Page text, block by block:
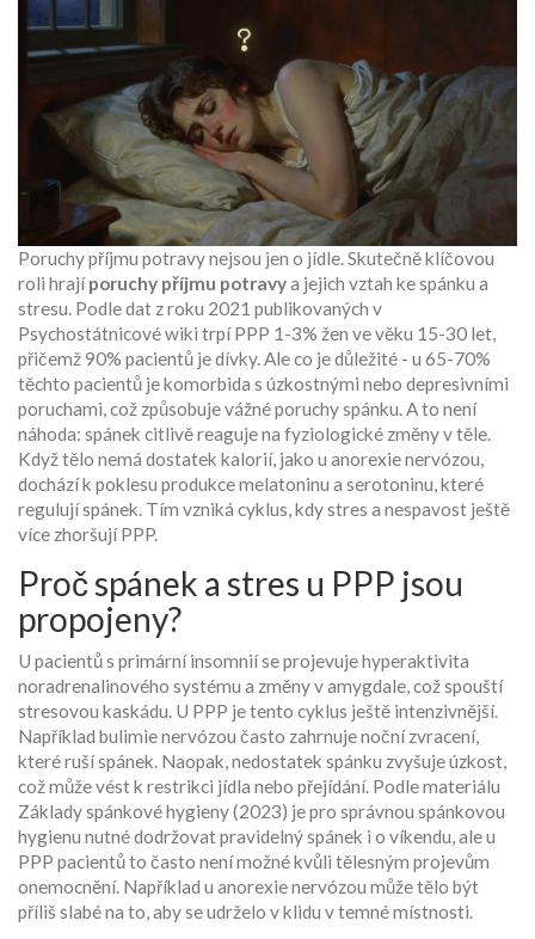
Poruchy příjmu potravynejsou jen o jídle. Skutečně klíčovou
roli hrajíporuchy příjmu potravya jejich vztah ke spánku a
stresu. Podle dat z roku 2021 publikovaných v
Psychostátnicové wiki trpí PPP 1-3% žen ve věku 15-30 let,
přičemž 90% pacientů je dívky. Ale co je důležité - u 65-70%
těchto pacientů je komorbida s úzkostnými nebo depresivními
poruchami, což způsobuje vážné poruchy spánku. A to není
náhoda: spánek citlivě reaguje na fyziologické změny v těle.
Když tělo nemá dostatek kalorií, jako u anorexie nervózou,
dochází k poklesu produkce melatoninu a serotoninu, které
regulují spánek. Tím vzniká cyklus, kdy stres a nespavost ještě
více zhoršují PPP.
Proč spánek a stres u PPP jsou
propojeny?
U pacientů s primární insomnií se projevuje hyperaktivita
noradrenalinového systému a změny v amygdale, což spouští
stresovou kaskádu. U PPP je tento cyklus ještě intenzivnější.
Například bulimie nervózou často zahrnuje noční zvracení,
které ruší spánek. Naopak, nedostatek spánku zvyšuje úzkost,
což může vést k restrikci jídla nebo přejídání. Podle materiálu
Základy spánkové hygieny (2023) je pro správnou spánkovou
hygienu nutné dodržovat pravidelný spánek i o víkendu, ale u
PPP pacientů to často není možné kvůli tělesným projevům
onemocnění. Například u anorexie nervózou může tělo být
příliš slabé na to, aby se udrželo v klidu v temné místnosti.